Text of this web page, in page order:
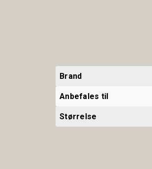
Brand
Anbefales til
Størrelse